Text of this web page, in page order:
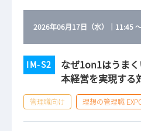
2026年06月17日（水） ｜ 11:45
IM-S2
なぜ1on1はうま
本経営を実現する
管理職向け 理想の管理職